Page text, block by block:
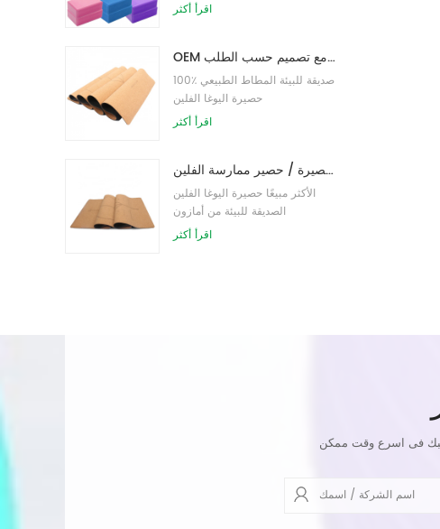
اقرأ أكثر
OEM حصيرة اليوغا الفلين التسمية الخاصة مع تصميم حسب الطلب
100٪ صديقة للبيئة المطاط الطبيعي
حصيرة اليوغا الفلين
اقرأ أكثر
صديقة للبيئة المطاط / اللياقة البدنية / مخصص اليوغا حصيرة / حصير ممارسة الفلين
الأكثر مبيعًا حصيرة اليوغا الفلين
الصديقة للبيئة من أمازون
اقرأ أكثر